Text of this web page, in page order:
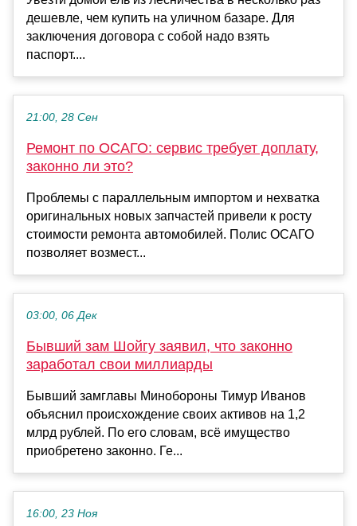
дешевле, чем купить на уличном базаре. Для
заключения договора с собой надо взять
паспорт....
21:00, 28 Сен
Ремонт по ОСАГО: сервис требует доплату,
законно ли это?
Проблемы с параллельным импортом и нехватка
оригинальных новых запчастей привели к росту
стоимости ремонта автомобилей. Полис ОСАГО
позволяет возмест...
03:00, 06 Дек
Бывший зам Шойгу заявил, что законно
заработал свои миллиарды
Бывший замглавы Минобороны Тимур Иванов
объяснил происхождение своих активов на 1,2
млрд рублей. По его словам, всё имущество
приобретено законно. Ге...
16:00, 23 Ноя